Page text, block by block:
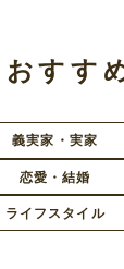
おすす
義実家・実家
恋愛・結婚
ライフスタイル